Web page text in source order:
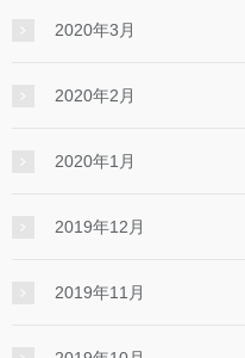
2020年3月
2020年2月
2020年1月
2019年12月
2019年11月